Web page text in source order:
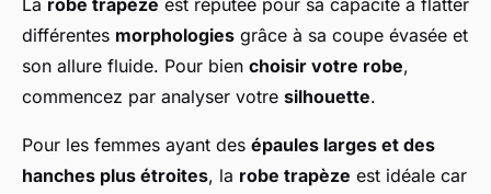
La robe trapèze est réputée pour sa capacité à flatter
différentes morphologies grâce à sa coupe évasée et
son allure fluide. Pour bien choisir votre robe,
commencez par analyser votre silhouette.
Pour les femmes ayant des épaules larges et des
hanches plus étroites, la robe trapèze est idéale car